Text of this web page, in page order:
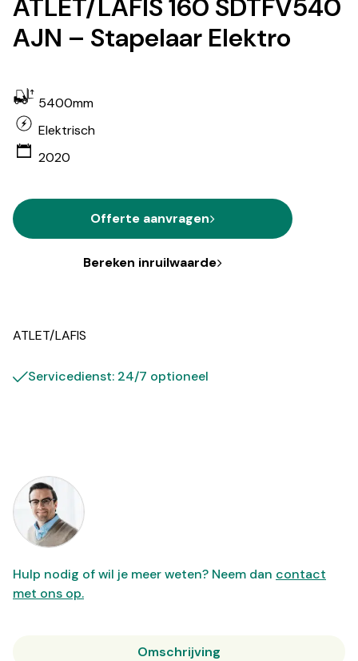
ATLET/LAFIS 160 SDTFV540
AJN – Stapelaar Elektro
5400mm
Elektrisch
2020
Offerte aanvragen
Bereken inruilwaarde
ATLET/LAFIS
Servicedienst: 24/7 optioneel
Hulp nodig of wil je meer weten? Neem dan contact
met ons op.
Omschrijving